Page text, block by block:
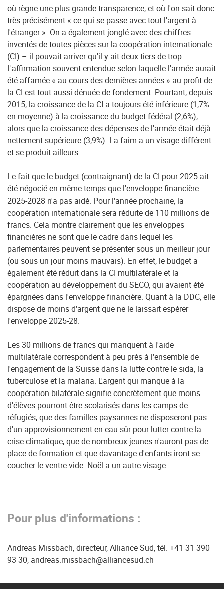
où règne une plus grande transparence, et où l'on sait donc
très précisément « ce qui se passe avec tout l'argent à
l'étranger ». On a également jonglé avec des chiffres
inventés de toutes pièces sur la coopération internationale
(CI) – il pouvait arriver qu'il y ait deux tiers de trop.
L'affirmation souvent entendue selon laquelle l'armée aurait
été affamée « au cours des dernières années » au profit de
la CI est tout aussi dénuée de fondement. Pourtant, depuis
2015, la croissance de la CI a toujours été inférieure (1,7%
en moyenne) à la croissance du budget fédéral (2,6%),
alors que la croissance des dépenses de l'armée était déjà
nettement supérieure (3,9%). La faim a un visage différent
et se produit ailleurs.
Le fait que le budget (contraignant) de la CI pour 2025 ait
été négocié en même temps que l'enveloppe financière
2025-2028 n'a pas aidé. Pour l'année prochaine, la
coopération internationale sera réduite de 110 millions de
francs. Cela montre clairement que les enveloppes
financières ne sont que le cadre dans lequel les
parlementaires peuvent se présenter sous un meilleur jour
(ou sous un jour moins mauvais). En effet, le budget a
également été réduit dans la CI multilatérale et la
coopération au développement du SECO, qui avaient été
épargnées dans l'enveloppe financière. Quant à la DDC, elle
dispose de moins d'argent que ne le laissait espérer
l'enveloppe 2025-28.
Les 30 millions de francs qui manquent à l'aide
multilatérale correspondent à peu près à l'ensemble de
l'engagement de la Suisse dans la lutte contre le sida, la
tuberculose et la malaria. L'argent qui manque à la
coopération bilatérale signifie concrètement que moins
d'élèves pourront être scolarisés dans les camps de
réfugiés, que des familles paysannes ne disposeront pas
d'un approvisionnement en eau sûr pour lutter contre la
crise climatique, que de nombreux jeunes n'auront pas de
place de formation et que davantage d'enfants iront se
coucher le ventre vide. Noël a un autre visage.
Pour plus d'informations :
Andreas Missbach, directeur, Alliance Sud, tél. +41 31 390
93 30, andreas.missbach@alliancesud.ch